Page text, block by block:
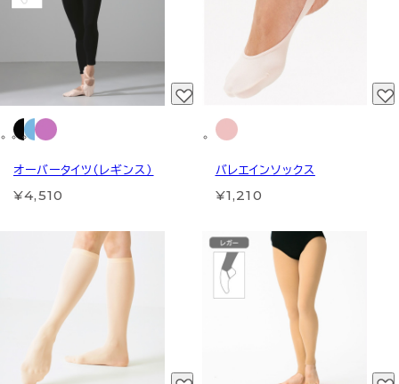
オーバータイツ（レギンス）
¥4,510
バレエインソックス
¥1,210